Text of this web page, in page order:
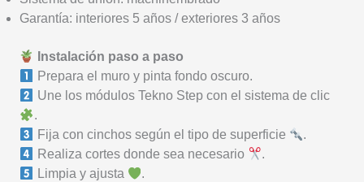
Garantía: interiores 5 años / exteriores 3 años
Instalación paso a paso
Prepara el muro y pinta fondo oscuro.
Une los módulos Tekno Step con el sistema de clic
.
Fija con cinchos según el tipo de superficie
.
Realiza cortes donde sea necesario
.
Limpia y ajusta
.